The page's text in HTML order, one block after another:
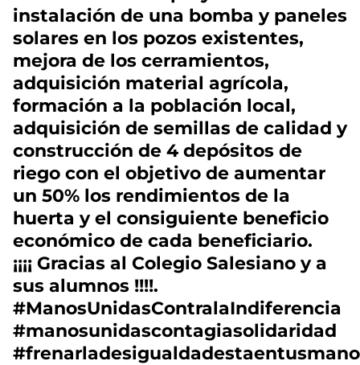
instalación de una bomba y paneles
solares en los pozos existentes,
mejora de los cerramientos,
adquisición material agrícola,
formación a la población local,
adquisición de semillas de calidad y
construcción de 4 depósitos de
riego con el objetivo de aumentar
un 50% los rendimientos de la
huerta y el consiguiente beneficio
económico de cada beneficiario.
¡¡¡¡ Gracias al Colegio Salesiano y a
sus alumnos !!!!.
#ManosUnidasContralaIndiferencia
#manosunidascontagiasolidaridad